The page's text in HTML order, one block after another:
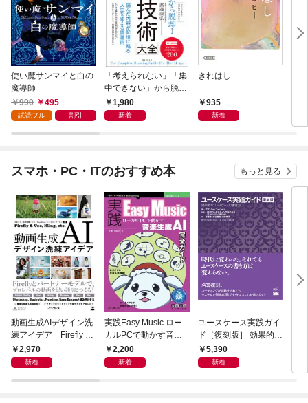
使い魔サンマイと白の
魔導師
990
495
試読フル 割引
「考えられない」「集
中できない」から脱
却！ AI時代の読む技
術大全
1,980
新着
きれはし
935
新着
スマホ・PC・ITのおすすめ本 もっと見る
動画生成AIデザイン洗
練アイデア Firefly &
Veo， Kling， etc.
2,970
新着
実践Easy Music ロー
カルPCで動かす音楽
生成AI完全ガイド
2,200
新着
ユースケース実践ガイ
ド［復刻版］ 効果的な
ユースケースの書き方
5,390
新着
初
小